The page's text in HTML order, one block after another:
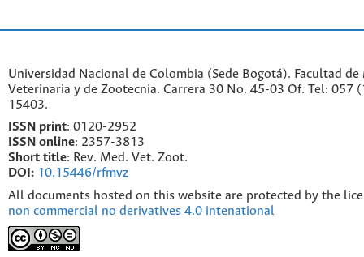
Universidad Nacional de Colombia (Sede Bogotá). Facultad de
Veterinaria y de Zootecnia. Carrera 30 No. 45-03 Of. Tel: 057
15403.
ISSN print: 0120-2952
SSN online: 2357-3813
Short title: Rev. Med. Vet. Zoot.
DOI: 10.15446/rfmvz
All documents hosted on this website are protected by the
non commercial no derivatives 4.0 intenational